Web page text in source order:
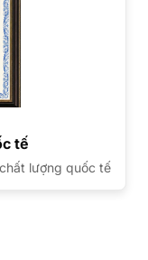
tế
lượng quốc tế